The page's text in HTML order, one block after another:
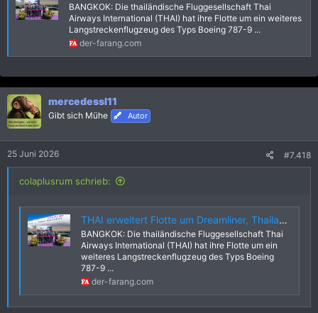
BANGKOK: Die thailändische Fluggesellschaft Thai
Airways International (THAI) hat ihre Flotte um ein weiteres
Langstreckenflugzeug des Typs Boeing 787-9 ...
der-farang.com
mercedessl11
Gibt sich Mühe Autor
25 Juni 2026 #7.418
colaplusrum schrieb:
THAI erweitert Flotte um Dreamliner, Thailand, Bangkok
BANGKOK: Die thailändische Fluggesellschaft Thai
Airways International (THAI) hat ihre Flotte um ein
weiteres Langstreckenflugzeug des Typs Boeing
787-9 ...
der-farang.com